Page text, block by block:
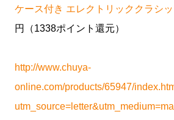
ケース付き エレクトリッククラシ
円（1338ポイント還元）
http://www.chuya-
online.com/products/65947/